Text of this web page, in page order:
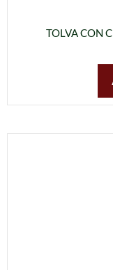
TOLVA CON